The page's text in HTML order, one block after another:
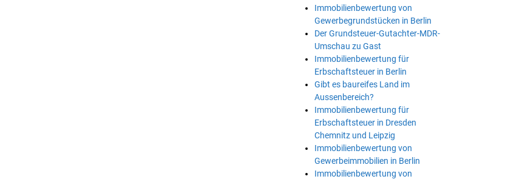
Immobilienbewertung von
Gewerbegrundstücken in Berlin
Der Grundsteuer-Gutachter-MDR-
Umschau zu Gast
Immobilienbewertung für
Erbschaftsteuer in Berlin
Gibt es baureifes Land im
Aussenbereich?
Immobilienbewertung für
Erbschaftsteuer in Dresden
Chemnitz und Leipzig
Immobilienbewertung von
Gewerbeimmobilien in Berlin
Immobilienbewertung von